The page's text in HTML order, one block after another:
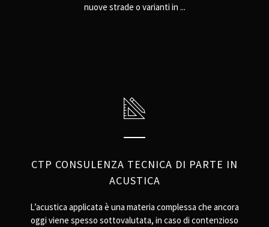
nuove strade o varianti in ...
CTP CONSULENZA TECNICA DI PARTE IN
ACUSTICA
L’acustica applicata è una materia complessa che ancora
oggi viene spesso sottovalutata, in caso di contenzioso